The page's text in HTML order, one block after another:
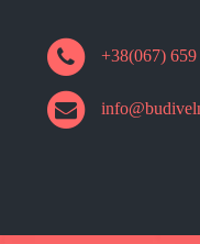
+38(067)